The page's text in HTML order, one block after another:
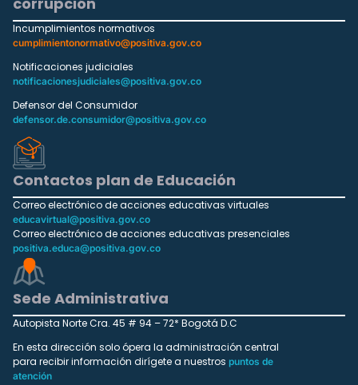
Incumplimientos normativos
cumplimientonormativo@positiva.gov.co
Notificaciones judiciales
notificacionesjudiciales@positiva.gov.co
Defensor del Consumidor
defensor.de.consumidor@positiva.gov.co
Contactos plan de Educación
Correo electrónico de acciones educativas virtuales
educavirtual@positiva.gov.co
Correo electrónico de acciones educativas presenciales
positiva.educa@positiva.gov.co
Sede Administrativa
Autopista Norte Cra. 45 # 94 – 72* Bogotá D.C
En esta dirección solo ópera la administración central
para recibir información dirígete a nuestros puntos de
atención